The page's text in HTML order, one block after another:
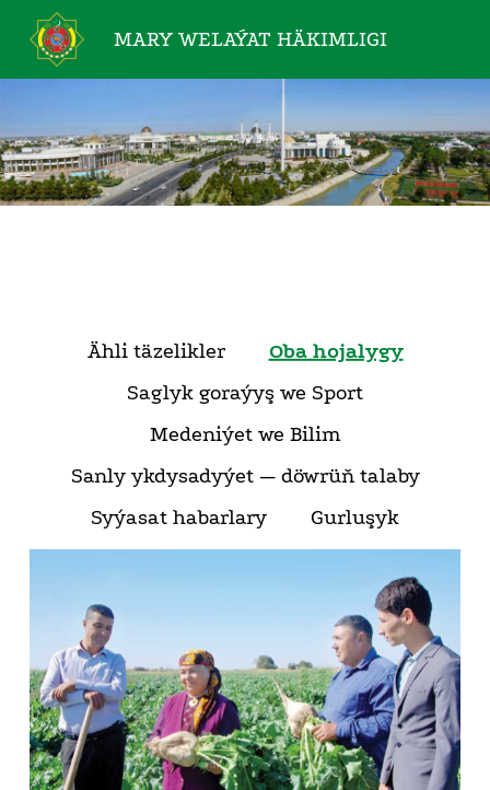
MARY WELAÝAT HÄKIMLIGI
Ähli täzelikler
Oba hojalygy
Saglyk goraýyş we Sport
Medeniýet we Bilim
Sanly ykdysadyýet — döwrüň talaby
Syýasat habarlary
Gurluşyk